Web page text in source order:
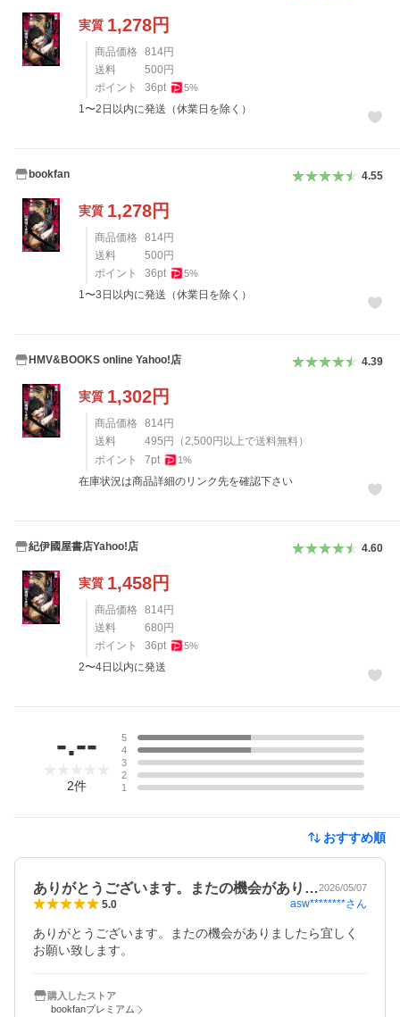
実質 1,278円
商品価格 814円
送料
500 円
ポイント
36pt 5%
1〜2日以内に発送（休業日を除く）
bookfan 4.55
実質 1,278円
商品価格 814円
送料
500 円
ポイント
36pt 5%
1〜3日以内に発送（休業日を除く）
HMV&BOOKS online Yahoo!店 4.39
実質 1,302円
商品価格 814円
送料
495 円 （2,500 円以上で送料無料）
ポイント
7pt 1%
在庫状況は商品詳細のリンク先を確認下さい
紀伊國屋書店Yahoo!店 4.60
実質 1,458円
商品価格 814円
送料
680 円
ポイント
36pt 5%
2〜4日以内に発送
-.--
2件
5
4
3
2
1
おすすめ順
ありがとうございます。またの機会があり…2026/05/07
5.0 asw********さん
ありがとうございます。またの機会がありましたら宜しく
お願い致します。
購入したストア
bookfanプレミアム